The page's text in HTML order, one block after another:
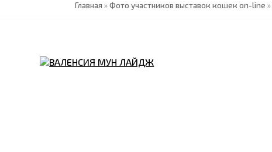
Главная »Фото участников выставок кошек on-line »